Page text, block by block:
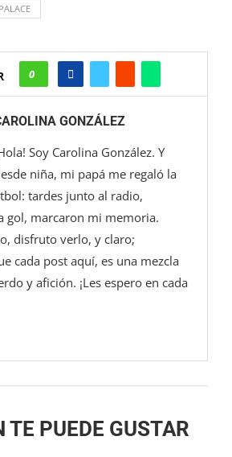
0
GONZÁLEZ
Soy Carolina González. Y
niña, mi papá me regaló la
tardes junto al radio,
gol, marcaron mi memoria.
disfruto verlo, y claro;
cada post aquí, es una mezcla
y afición. ¡Les espero en cada
PUEDE GUSTAR